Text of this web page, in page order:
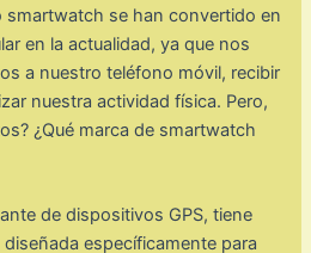
smartwatch se han convertido en
en la actualidad, ya que nos
a nuestro teléfono móvil, recibir
nuestra actividad física. Pero,
¿Qué marca de smartwatch
de dispositivos GPS, tiene
específicamente para